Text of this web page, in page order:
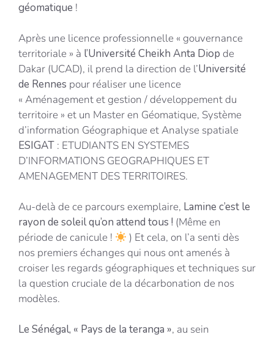
géomatique !
Après une licence professionnelle « gouvernance
territoriale » à l’Université Cheikh Anta Diop de
Dakar (UCAD), il prend la direction de l’Université
de Rennes pour réaliser une licence
« Aménagement et gestion / développement du
territoire » et un Master en Géomatique, Système
d’information Géographique et Analyse spatiale
ESIGAT : ETUDIANTS EN SYSTEMES
D’INFORMATIONS GEOGRAPHIQUES ET
AMENAGEMENT DES TERRITOIRES.
Au-delà de ce parcours exemplaire, Lamine c’est le
rayon de soleil qu’on attend tous ! (Même en
période de canicule !
) Et cela, on l’a senti dès
nos premiers échanges qui nous ont amenés à
croiser les regards géographiques et techniques sur
la question cruciale de la décarbonation de nos
modèles.
Le Sénégal, « Pays de la teranga », au sein